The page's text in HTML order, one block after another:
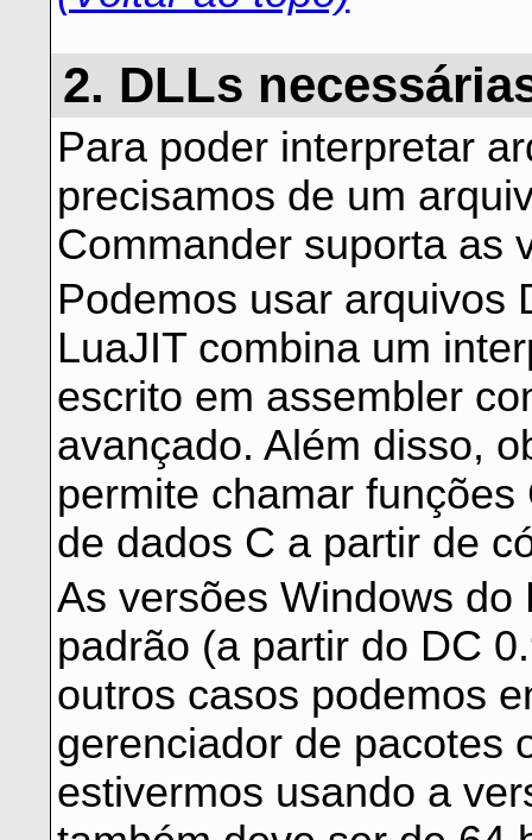
2. DLLs
Para poder interpretar
precisamos de um
Commander suporta as
Podemos usar arquivos
LuaJIT combina um
escrito em assembler
avançado. Além disso,
permite chamar
de dados C a partir de
As versões Windows do
padrão (a partir do DC
outros casos podemos
gerenciador de pacotes
estivermos usando a